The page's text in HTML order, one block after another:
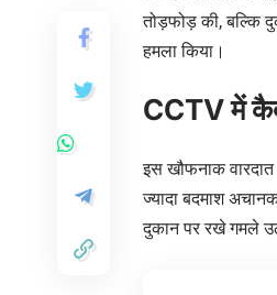
तोड़फोड़ की, बल्कि
हमला किया।
CCTV में कैद
इस खौफनाक
ज्यादा बदमाश
दुकान पर रखे गमले